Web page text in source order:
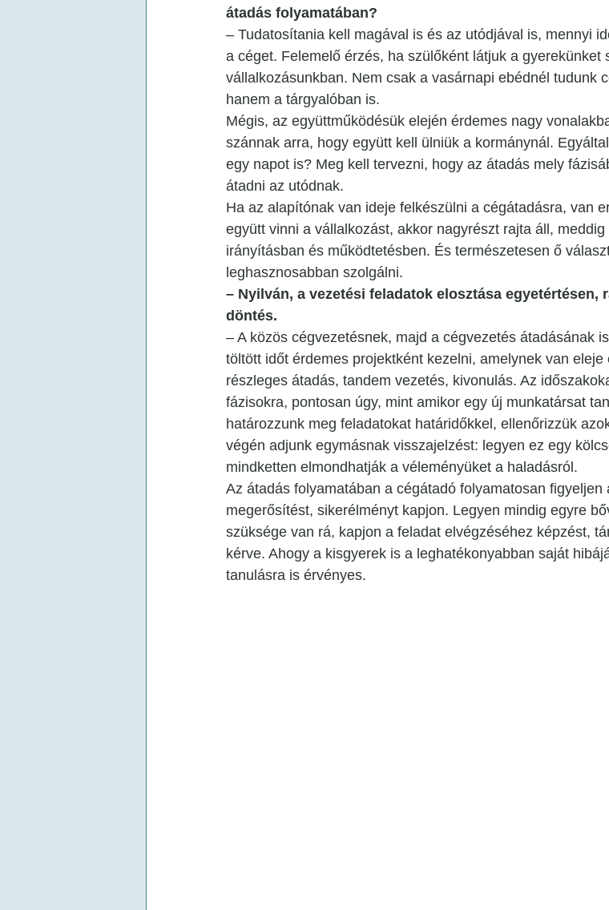
átadás folyamatában?
– Tudatosítania kell magával is és az utódjával is, mennyi
a céget. Felemelő érzés, ha szülőként látjuk a gyerekünket
vállalkozásunkban. Nem csak a vasárnapi ebédnél tudunk
hanem a tárgyalóban is.
Mégis, az együttműködésük elején érdemes nagy
szánnak arra, hogy együtt kell ülniük a kormánynál.
egy napot is? Meg kell tervezni, hogy az átadás mely
átadni az utódnak.
Ha az alapítónak van ideje felkészülni a cégátadásra, van
együtt vinni a vállalkozást, akkor nagyrészt rajta áll,
irányításban és működtetésben. És természetesen ő
leghasznosabban szolgálni.
– Nyilván, a vezetési feladatok elosztása egyetértésen,
döntés.
– A közös cégvezetésnek, majd a cégvezetés átadásának
töltött időt érdemes projektként kezelni, amelynek van
részleges átadás, tandem vezetés, kivonulás. Az
fázisokra, pontosan úgy, mint amikor egy új munkatársat
határozzunk meg feladatokat határidőkkel, ellenőrizzük
végén adjunk egymásnak visszajelzést: legyen ez egy
mindketten elmondhatják a véleményüket a haladásról.
Az átadás folyamatában a cégátadó folyamatosan
megerősítést, sikerélményt kapjon. Legyen mindig egyre
szüksége van rá, kapjon a feladat elvégzéséhez képzést,
kérve. Ahogy a kisgyerek is a leghatékonyabban saját
tanulásra is érvényes.